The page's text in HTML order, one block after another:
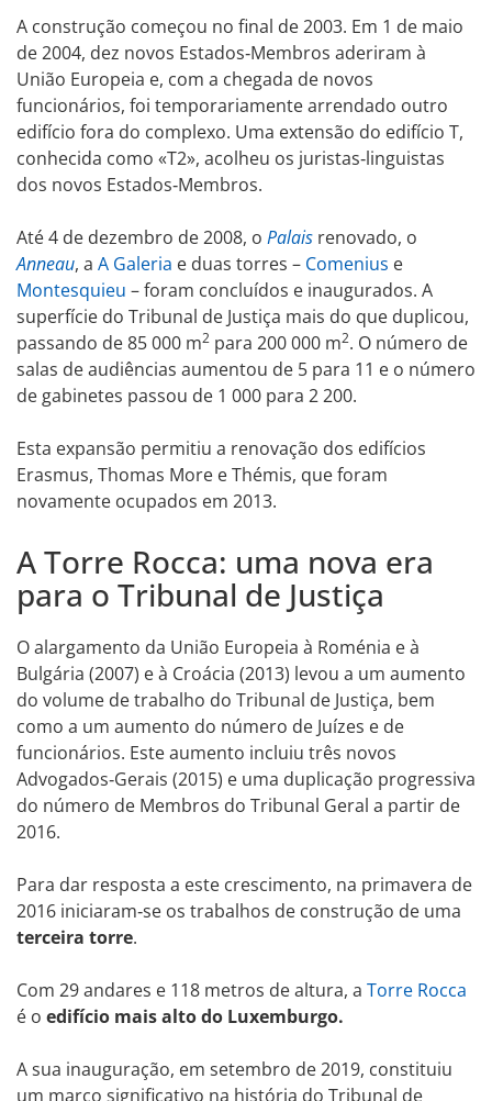
A construção começou no final de 2003. Em 1 de maio
de 2004, dez novos Estados‑Membros aderiram à
União Europeia e, com a chegada de novos
funcionários, foi temporariamente arrendado outro
edifício fora do complexo. Uma extensão do edifício T,
conhecida como «T2», acolheu os juristas‑linguistas
dos novos Estados‑Membros.
Até 4 de dezembro de 2008, o Palais renovado, o
Anneau, a A Galeria e duas torres – Comenius e
Montesquieu – foram concluídos e inaugurados. A
superfície do Tribunal de Justiça mais do que duplicou,
passando de 85 000 m2 para 200 000 m2. O número de
salas de audiências aumentou de 5 para 11 e o número
de gabinetes passou de 1 000 para 2 200.
Esta expansão permitiu a renovação dos edifícios
Erasmus, Thomas More e Thémis, que foram
novamente ocupados em 2013.
A Torre Rocca: uma nova era
para o Tribunal de Justiça
O alargamento da União Europeia à Roménia e à
Bulgária (2007) e à Croácia (2013) levou a um aumento
do volume de trabalho do Tribunal de Justiça, bem
como a um aumento do número de Juízes e de
funcionários. Este aumento incluiu três novos
Advogados‑Gerais (2015) e uma duplicação progressiva
do número de Membros do Tribunal Geral a partir de
2016.
Para dar resposta a este crescimento, na primavera de
2016 iniciaram‑se os trabalhos de construção de uma
terceira torre.
Com 29 andares e 118 metros de altura, a Torre Rocca
é o edifício mais alto do Luxemburgo.
A sua inauguração, em setembro de 2019, constituiu
um marco significativo na história do Tribunal de